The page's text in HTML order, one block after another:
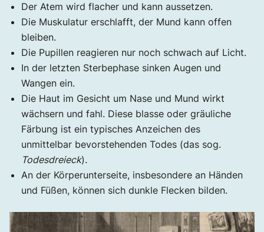
Der Atem wird flacher und kann aussetzen.
Die Muskulatur erschlafft, der Mund kann offen
bleiben.
Die Pupillen reagieren nur noch schwach auf Licht.
In der letzten Sterbephase sinken Augen und
Wangen ein.
Die Haut im Gesicht um Nase und Mund wirkt
wächsern und fahl. Diese blasse oder gräuliche
Färbung ist ein typisches Anzeichen des
unmittelbar bevorstehenden Todes (das sog.
Todesdreieck).
An der Körperunterseite, insbesondere an Händen
und Füßen, können sich dunkle Flecken bilden.